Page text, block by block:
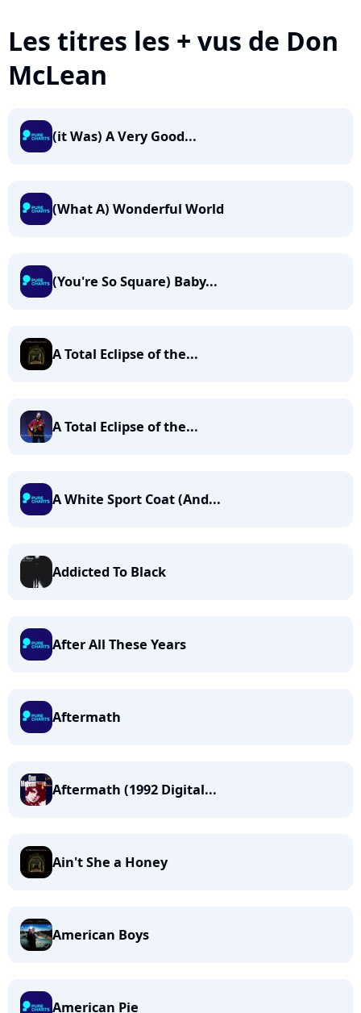
Les titres les + vus de Don
McLean
(it Was) A Very Good...
(What A) Wonderful World
(You're So Square) Baby...
A Total Eclipse of the...
A Total Eclipse of the...
A White Sport Coat (And...
Addicted To Black
After All These Years
Aftermath
Aftermath (1992 Digital...
Ain't She a Honey
American Boys
American Pie